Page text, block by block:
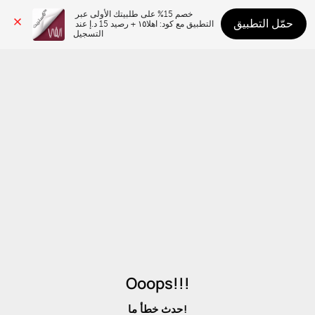
التسجيل
حمّل التطبيق
Ooops!!!
حدث خطأ ما!